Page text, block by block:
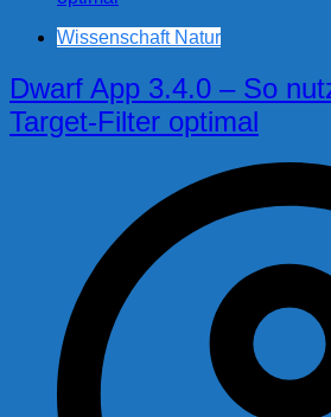
Wissenschaft Natur
Dwarf App 3.4.0 – So
Target-Filter optimal